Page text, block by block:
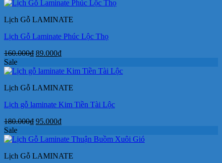
là:
tại
89.000₫.
Lịch Gỗ LAMINATE
Lịch Gỗ Laminate Phúc Lộc Thọ
160.000₫ Giá
là:
89.000₫Giá
tại
89.000₫.
Sale
Lịch Gỗ LAMINATE
Lịch gỗ laminate Kim Tiền Tài Lộc
180.000₫ Giá
là:
95.000₫Giá
tại
95.000₫.
Sale
Lịch Gỗ LAMINATE